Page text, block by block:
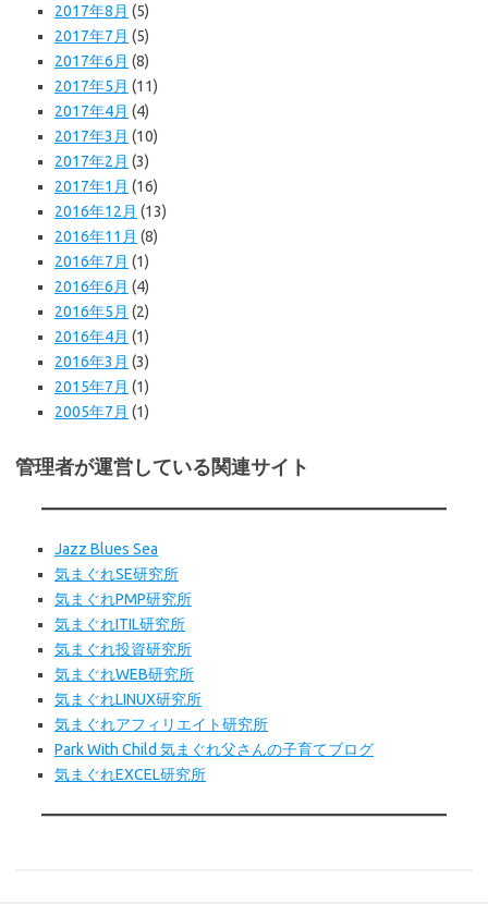
2017年8月 (5)
2017年7月 (5)
2017年6月 (8)
2017年5月 (11)
2017年4月 (4)
2017年3月 (10)
2017年2月 (3)
2017年1月 (16)
2016年12月 (13)
2016年11月 (8)
2016年7月 (1)
2016年6月 (4)
2016年5月 (2)
2016年4月 (1)
2016年3月 (3)
2015年7月 (1)
2005年7月 (1)
管理者が運営している関連サイト
Jazz Blues Sea
気まぐれSE研究所
気まぐれPMP研究所
気まぐれITIL研究所
気まぐれ投資研究所
気まぐれWEB研究所
気まぐれLINUX研究所
気まぐれアフィリエイト研究所
Park With Child 気まぐれ父さんの子育てブログ
気まぐれEXCEL研究所